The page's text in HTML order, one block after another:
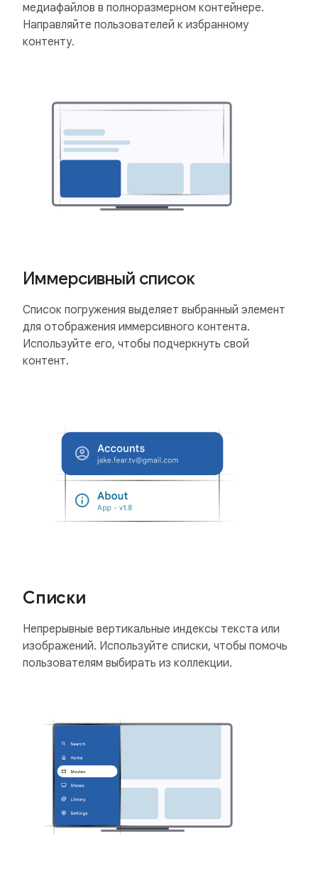
медиафайлов в полноразмерном контейнере.
Направляйте пользователей к избранному
контенту.
Иммерсивный список
Список погружения выделяет выбранный элемент
для отображения иммерсивного контента.
Используйте его, чтобы подчеркнуть свой
контент.
Списки
Непрерывные вертикальные индексы текста или
изображений. Используйте списки, чтобы помочь
пользователям выбирать из коллекции.